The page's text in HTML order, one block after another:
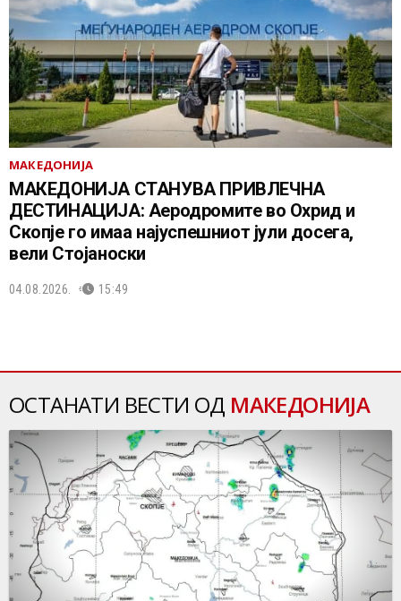
МАКЕДОНИЈА
МАКЕДОНИЈА СТАНУВА ПРИВЛЕЧНА
ДЕСТИНАЦИЈА: Аеродромите во Охрид и
Скопје го имаа најуспешниот јули досега,
вели Стојаноски
04.08.2026. 15:49
ОСТАНАТИ ВЕСТИ ОД МАКЕДОНИЈА